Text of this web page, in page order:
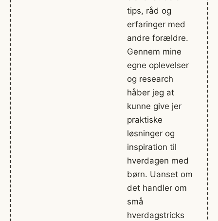
tips, råd og
erfaringer med
andre forældre.
Gennem mine
egne oplevelser
og research
håber jeg at
kunne give jer
praktiske
løsninger og
inspiration til
hverdagen med
børn. Uanset om
det handler om
små
hverdagstricks